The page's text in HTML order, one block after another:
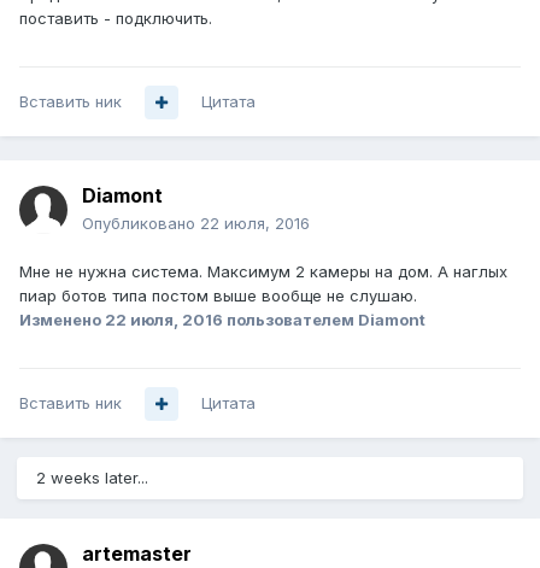
поставить - подключить.
Вставить ник Цитата
Diamont
Опубликовано 22 июля, 2016
Мне не нужна система. Максимум 2 камеры на дом. А наглых
пиар ботов типа постом выше вообще не слушаю.
Изменено 22 июля, 2016 пользователем Diamont
Вставить ник Цитата
2 weeks later...
artemaster